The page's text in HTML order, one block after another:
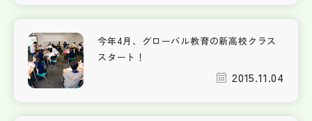
今年4月、グローバル教育の新高校クラス
スタート！
2015.11.04